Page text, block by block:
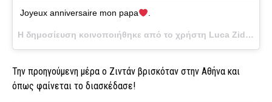
Joyeux anniversaire mon papa
Η δημοσίευση κοινοποιήθηκε από το χρήστη Luca Zidane (@luca) στις
Την προηγούμενη μέρα ο Ζιντάν βρισκόταν στην Αθήνα και
όπως φαίνεται το διασκέδασε!